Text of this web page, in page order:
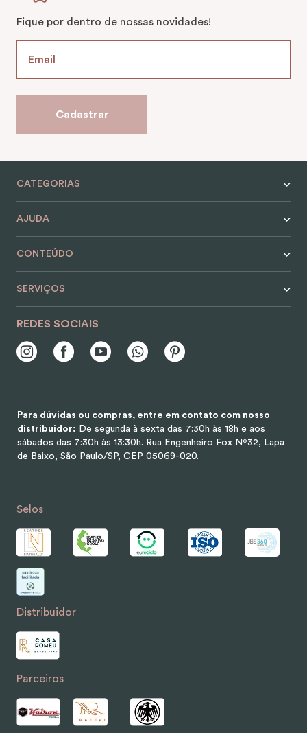
Fique por dentro de nossas novidades!
Cadastrar
CATEGORIAS
AJUDA
CONTEÚDO
SERVIÇOS
REDES SOCIAIS
Para dúvidas ou compras, entre em contato com nosso
distribuidor: De segunda à sexta das 7:30h às 18h e aos
sábados das 7:30h às 13:30h. Rua Engenheiro Fox Nº32, Lapa
de Baixo, São Paulo/SP, CEP 05069-020.
Selos
Distribuidor
Parceiros